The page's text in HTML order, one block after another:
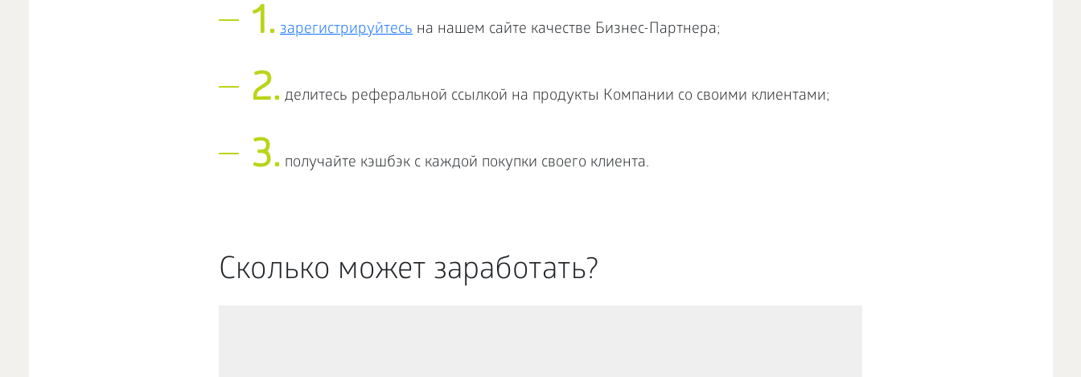
1. зарегистрируйтесь на нашем сайте качестве Бизнес-Партнера;
2. делитесь реферальной ссылкой на продукты Компании со своими клиентами;
3. получайте кэшбэк с каждой покупки своего клиента.
Сколько может заработать?